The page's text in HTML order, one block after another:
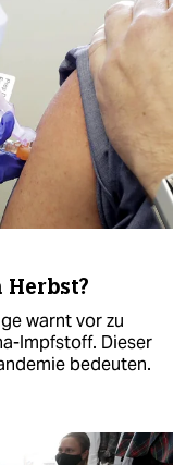
warnt vor zu
Impfstoff. Dieser
bedeuten.